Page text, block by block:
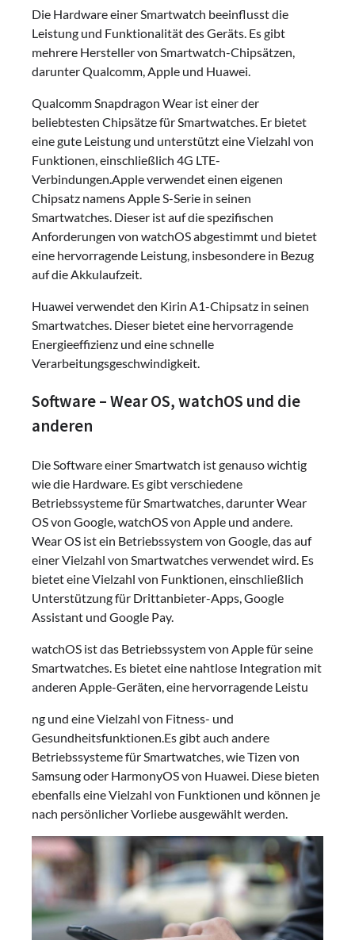
Die Hardware einer Smartwatch beeinflusst die
Leistung und Funktionalität des Geräts. Es gibt
mehrere Hersteller von Smartwatch-Chipsätzen,
darunter Qualcomm, Apple und Huawei.
Qualcomm Snapdragon Wear ist einer der
beliebtesten Chipsätze für Smartwatches. Er bietet
eine gute Leistung und unterstützt eine Vielzahl von
Funktionen, einschließlich 4G LTE-
Verbindungen.Apple verwendet einen eigenen
Chipsatz namens Apple S-Serie in seinen
Smartwatches. Dieser ist auf die spezifischen
Anforderungen von watchOS abgestimmt und bietet
eine hervorragende Leistung, insbesondere in Bezug
auf die Akkulaufzeit.
Huawei verwendet den Kirin A1-Chipsatz in seinen
Smartwatches. Dieser bietet eine hervorragende
Energieeffizienz und eine schnelle
Verarbeitungsgeschwindigkeit.
Software – Wear OS, watchOS und die
anderen
Die Software einer Smartwatch ist genauso wichtig
wie die Hardware. Es gibt verschiedene
Betriebssysteme für Smartwatches, darunter Wear
OS von Google, watchOS von Apple und andere.
Wear OS ist ein Betriebssystem von Google, das auf
einer Vielzahl von Smartwatches verwendet wird. Es
bietet eine Vielzahl von Funktionen, einschließlich
Unterstützung für Drittanbieter-Apps, Google
Assistant und Google Pay.
watchOS ist das Betriebssystem von Apple für seine
Smartwatches. Es bietet eine nahtlose Integration mit
anderen Apple-Geräten, eine hervorragende Leistu
ng und eine Vielzahl von Fitness- und
Gesundheitsfunktionen.Es gibt auch andere
Betriebssysteme für Smartwatches, wie Tizen von
Samsung oder HarmonyOS von Huawei. Diese bieten
ebenfalls eine Vielzahl von Funktionen und können je
nach persönlicher Vorliebe ausgewählt werden.